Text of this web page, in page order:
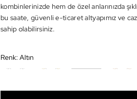
kombinlerinizde hem de özel anlarınızda
bu saate, güvenli e-ticaret altyapımız ve
sahip olabilirsiniz.
Renk: Altın